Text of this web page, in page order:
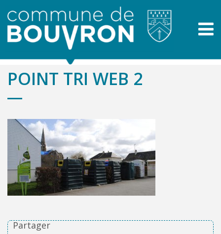
POINT TRI WEB 2
Partager